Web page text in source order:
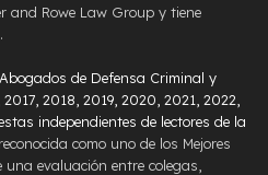
and Rowe Law Group y tiene
de Defensa Criminal y
2018, 2019, 2020, 2021, 2022,
independientes de lectores de la
como uno de los Mejores
evaluación entre colegas,